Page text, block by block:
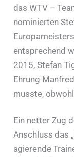
das WTV –
nominierten
entsprechend
2015, Stefan
Ehrung
musste,
Ein netter Zug
Anschluss das
agierende